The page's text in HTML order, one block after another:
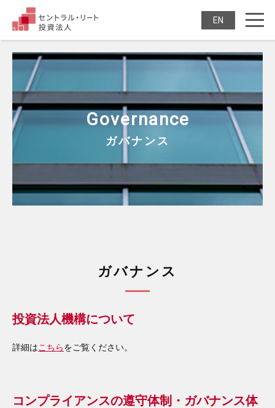
セントラル・リート
ENGLISH
Governance
ガバナンス
ガバナンス
投資法人機構について
詳細はこちらをご覧ください。
コンプライアンスの遵守体制・ガバナンス体